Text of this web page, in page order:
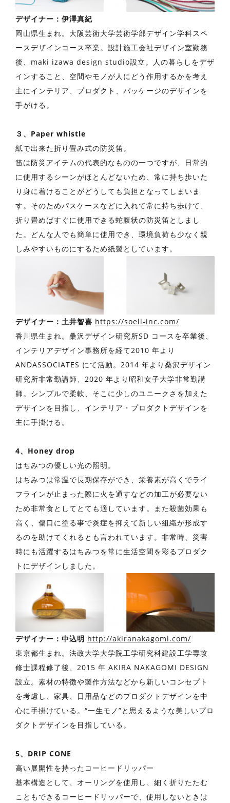
デザイナー：伊澤真紀
岡⼭県⽣まれ。⼤阪芸術⼤学芸術学部デザイン学科スペ
ースデザインコース卒業。設計施⼯会社デザイン室勤務
後、maki izawa design studio設⽴。⼈の暮らしをデザ
インすること、空間やモノが⼈にどう作⽤するかを考え
主にインテリア、プロダクト、パッケージのデザインを
⼿がける。
３、Paper whistle
紙で出来た折り畳み式の防災笛。
笛は防災アイテムの代表的なものの⼀つですが、⽇常的
に使⽤するシーンがほとんどないため、常に持ち歩いた
り⾝に着けることがどうしても負担となってしまいま
す。そのためパスケースなどに⼊れて常に持ち歩けて、
折り畳めばすぐに使⽤できる蛇腹状の防災笛としまし
た。どんな⼈でも簡単に使⽤でき、環境負荷も少なく親
しみやすいものにするため紙製としています。
デザイナー：⼟井智喜 https://soell-inc.com/
⾹川県⽣まれ。桑沢デザイン研究所SD コースを卒業後、
インテリアデザイン事務所を経て2010 年より
ANDASSOCIATES にて活動。2014 年より桑沢デザイン
研究所⾮常勤講師、2020 年より昭和⼥⼦⼤学⾮常勤講
師。シンプルで柔軟、そこに少しのユニークさを加えた
デザインを⽬指し、インテリア・プロダクトデザインを
主に⼿掛ける。
4、Honey drop
はちみつの優しい光の照明。
はちみつは常温で⻑期保存ができ、栄養素が⾼くでライ
フラインが⽌まった際に⽕を通すなどの加⼯が必要ない
ため⾮常⾷としてとても適しています。また殺菌効果も
⾼く、傷⼝に塗る事で炎症を抑えて新しい組織が形成す
るのを助けてくれるとも⾔われています。⾮常時、災害
時にも活躍するはちみつを常に⽣活空間を彩るプロダク
トにデザインしました。
デザイナー：中込明 http://akiranakagomi.com/
東京都⽣まれ。法政⼤学⼤学院⼯学研究科建設⼯学専攻
修⼠課程修了後、2015 年 AKIRA NAKAGOMI DESIGN
設⽴。素材の特徴や製作⽅法などから新しいコンセプト
を考慮し、家具、⽇⽤品などのプロダクトデザインを中
⼼に⼿掛けている。“⼀⽣モノ”と思えるような美しいプロ
ダクトデザインを⽬指している。
5、DRIP CONE
⾼い展開性を持ったコーヒードリッパー
基本構造として、オーリングを使⽤し、細く折りたたむ
こともできるコーヒードリッパーで、使⽤しないときは